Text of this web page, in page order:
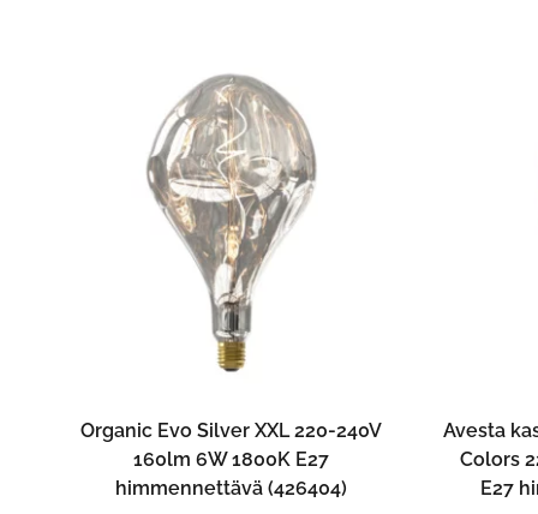
LISÄÄ OSTOSKORIIN
Organic Evo Silver XXL 220-240V
160lm 6W 1800K E27
himmennettävä (426404)
Avesta
Colors
E27